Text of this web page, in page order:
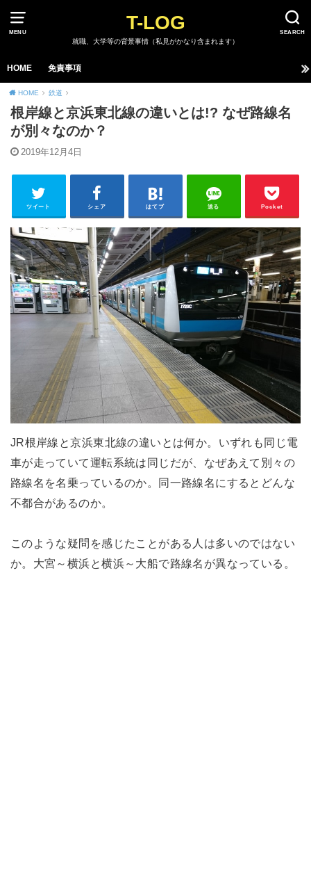
MENU SEARCH
T-LOG
就職、大学等の背景事情（私見がかなり含まれます）
HOME 免責事項
HOME 鉄道
根岸線と京浜東北線の違いとは!? なぜ路線名
が別々なのか？
2019年12月4日
ツイート シェア はてブ 送る Pocket
JR根岸線と京浜東北線の違いとは何か。いずれも同じ電
車が走っていて運転系統は同じだが、なぜあえて別々の
路線名を名乗っているのか。同一路線名にするとどんな
不都合があるのか。
このような疑問を感じたことがある人は多いのではない
か。大宮～横浜と横浜～大船で路線名が異なっている。